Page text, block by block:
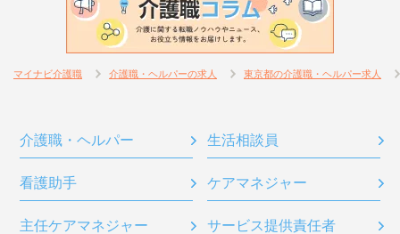
マイナビ介護職 介護職・ヘルパーの求人 東京都の介護職・ヘルパー求人
介護職・ヘルパー 生活相談員
看護助手 ケアマネジャー
主任ケアマネジャー サービス提供責任者